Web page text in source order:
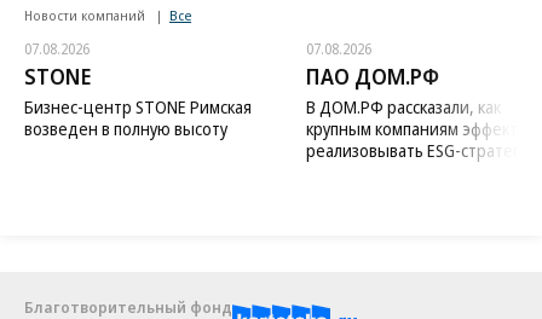
Новости компаний Все
07.08.2026
STONE
Бизнес-центр STONE Римская
возведен в полную высоту
07.08.2026
ПАО ДОМ.РФ
В ДОМ.РФ рассказали, как
крупным компаниям
реализовывать ESG-стратегию
Благотворительный фонд